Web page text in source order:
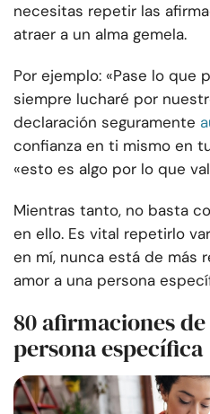
necesitas repetir las
atraer a un alma gemela.
Por ejemplo: «Pase lo que
siempre lucharé por
declaración seguramente
confianza en ti mismo en
«esto es algo por lo que
Mientras tanto, no basta
en ello. Es vital repetirlo
en mí, nunca está de más
amor a una persona
80 afirmaciones
persona específica